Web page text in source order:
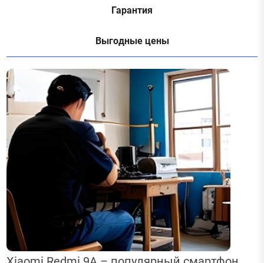
Гарантия
Выгодные цены